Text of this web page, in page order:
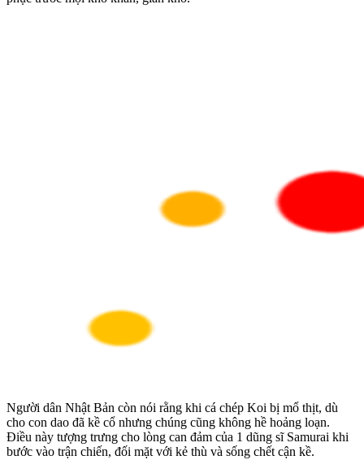
Người dân Nhật Bản còn nói rằng khi cá chép Koi bị mổ thịt, dù
cho con dao đã kề cổ nhưng chúng cũng không hề hoảng loạn.
Điều này tượng trưng cho lòng can đảm của 1 dũng sĩ Samurai khi
bước vào trận chiến, đối mặt với kẻ thù và sống chết cận kề.